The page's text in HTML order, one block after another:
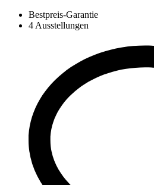
Bestpreis-Garantie
4 Ausstellungen